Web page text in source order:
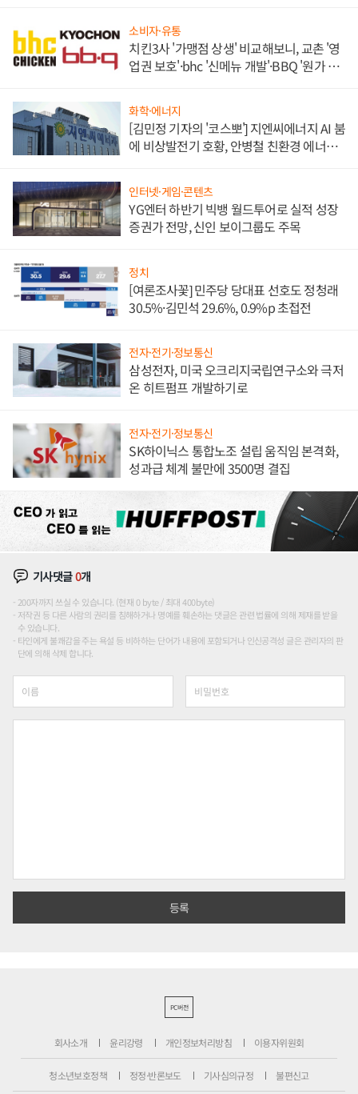
소비자·유통
치킨3사 '가맹점 상생' 비교해보니, 교촌 '영
업권 보호'·bhc '신메뉴 개발'·BBQ '원가 부
화학·에너지
[김민정 기자의 '코스뽀'] 지엔씨에너지 AI 붐
에 비상발전기 호황, 안병철 친환경 에너지
인터넷·게임·콘텐츠
YG엔터 하반기 빅뱅 월드투어로 실적 성장
증권가 전망, 신인 보이그룹도 주목
정치
[여론조사꽃] 민주당 당대표 선호도 정청래
30.5%·김민석 29.6%, 0.9%p 초접전
전자·전기·정보통신
삼성전자, 미국 오크리지국립연구소와 극저
온 히트펌프 개발하기로
전자·전기·정보통신
SK하이닉스 통합노조 설립 움직임 본격화,
성과급 체계 불만에 3500명 결집
기사댓글0개
200자까지 쓰실 수 있습니다. (현재 0 byte / 최대 400byte)
저작권 등 다른 사람의 권리를 침해하거나 명예를 훼손하는 댓글은 관련 법률에 의해 제재를 받을
수 있습니다.
타인에게 불쾌감을 주는 욕설 등 비하하는 단어가 내용에 포함되거나 인신공격성 글은 관리자의 판
단에 의해 삭제 합니다.
PC버전
회사소개 윤리강령 개인정보처리방침 이용자위원회
청소년보호정책 정정·반론보도 기사심의규정 불편신고